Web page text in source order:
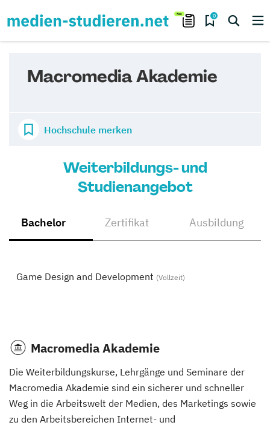
0
Macromedia Akademie
Hochschule merken
Weiterbildungs- und
Studienangebot
Bachelor Zertifikat Ausbildung
Game Design and Development (Vollzeit)
Macromedia Akademie
Die Weiterbildungskurse, Lehrgänge und Seminare der
Macromedia Akademie sind ein sicherer und schneller
Weg in die Arbeitswelt der Medien, des Marketings sowie
zu den Arbeitsbereichen Internet- und